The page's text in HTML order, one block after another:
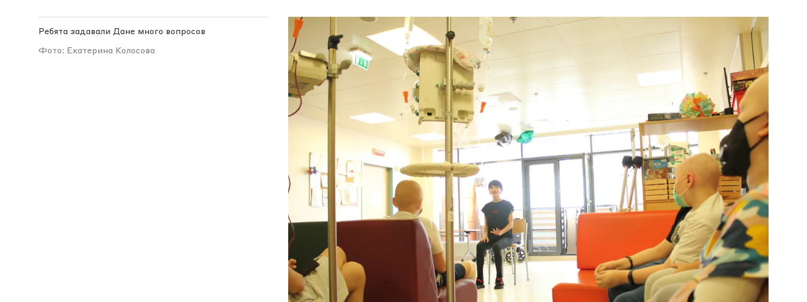
Ребята задавали Дане много вопросов
Фото: Екатерина Колосова